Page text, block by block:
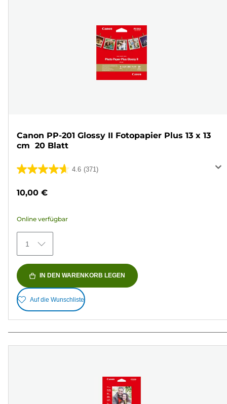
Canon PP-201 Glossy II Fotopapier Plus 13 x 13
cm  20 Blatt
4.6 (371)
4.6
371
Bewertungen
10,00 €
Online verfügbar
1
IN DEN WARENKORB LEGEN
Auf die Wunschliste